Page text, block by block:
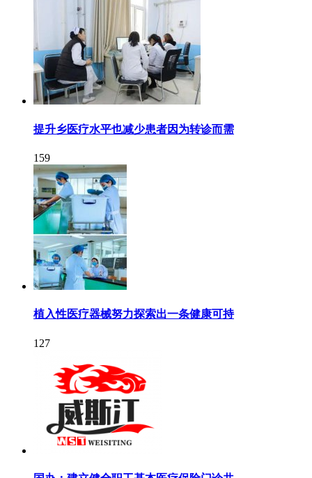
提升乡医疗水平也减少患者因为转诊而需
159
植入性医疗器械努力探索出一条健康可持
127